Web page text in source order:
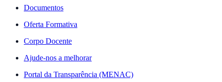
Documentos
Oferta Formativa
Corpo Docente
Ajude-nos a melhorar
Portal da Transparência (MENAC)